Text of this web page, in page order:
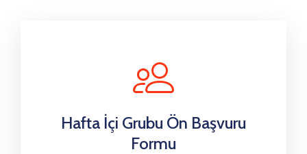
Hafta İçi Grubu Ön Başvuru
Formu